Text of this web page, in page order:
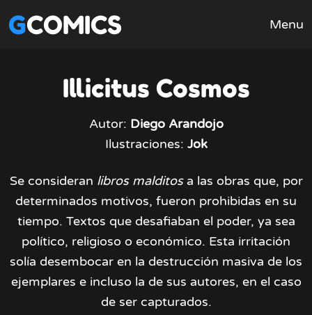
GCOMICS Menu
Illicitus Cosmos
Autor: Diego Arandojo
Ilustraciones: Jok
Se consideran libros malditosa las obras que, por
determinados motivos, fueron prohibidas en su
tiempo. Textos que desafiaban el poder, ya sea
político, religioso o económico. Esta irritación
solía desembocar en la destrucción masiva de los
ejemplares e incluso la de sus autores, en el caso
de ser capturados.